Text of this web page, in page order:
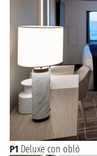
P1 Deluxe con oblò